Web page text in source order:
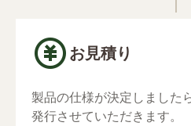
お見積り
製品の仕様が決定しました
発⾏させていただきます。